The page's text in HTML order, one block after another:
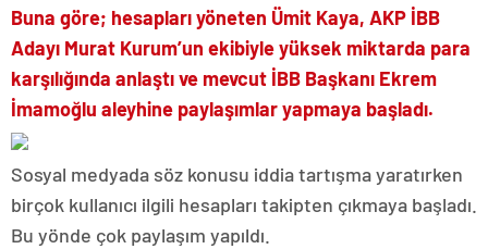
Buna göre; hesapları yöneten Ümit Kaya, AKP İBB
Adayı Murat Kurum’un ekibiyle yüksek miktarda para
karşılığında anlaştı ve mevcut İBB Başkanı Ekrem
İmamoğlu aleyhine paylaşımlar yapmaya başladı.
Sosyal medyada söz konusu iddia tartışma yaratırken
birçok kullanıcı ilgili hesapları takipten çıkmaya başladı.
Bu yönde çok paylaşım yapıldı.